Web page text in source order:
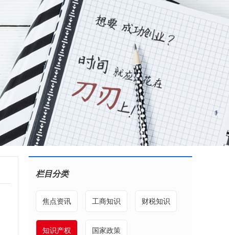
栏目分类
焦点资讯 工商知识 财税知识
知识产权 国家政策